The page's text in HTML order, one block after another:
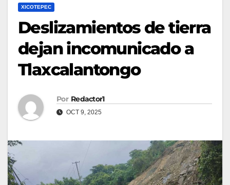
XICOTEPEC
Deslizamientos de tierra
dejan incomunicado a
Tlaxcalantongo
Por Redactor1
OCT 9, 2025